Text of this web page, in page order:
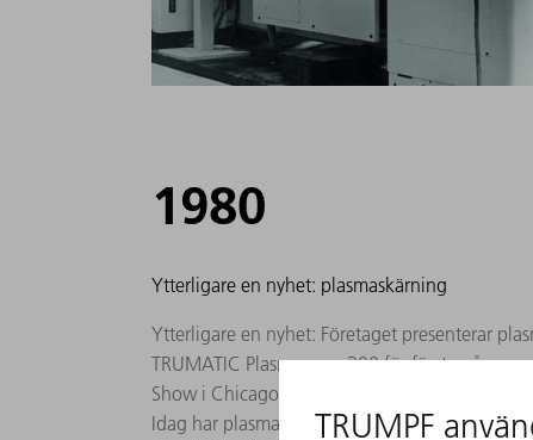
1980
Ytterligare en nyhet: plasmaskärning
Ytterligare en nyhet: Företaget presenterar
TRUMATIC Plasmapress 300 för första
Show i Chicago. Plasmapress förenar
Idag har plasmaskärning nästan ingen